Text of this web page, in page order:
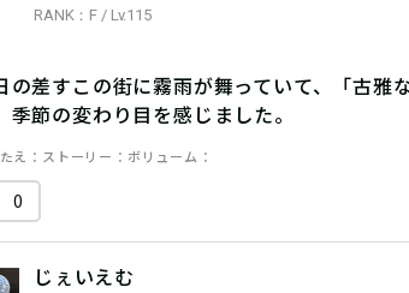
RANK：F / Lv.115
の差すこの街に霧雨が舞っていて、「古雅
季節の変わり目を感じました。
え ストーリー ボリューム
0
じぇいえむ